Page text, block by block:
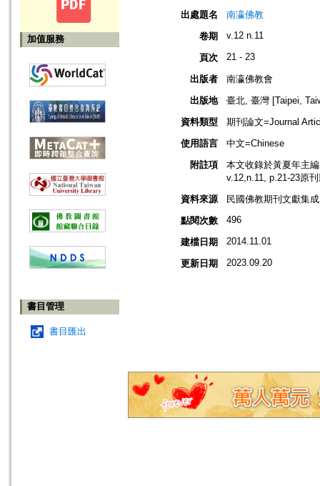
加值服務
書目管理
書目匯出
出處題名
南瀛佛教
卷期
v.12 n.11
頁次 21 - 23
出版者
南瀛佛教會
出版地
臺北, 臺灣 [Taipei,
資料類型
期刊論文=Journal
使用語言
中文=Chinese
附註項
本文收錄於黃夏年主
v.12,n.11, p.21-23原
資料來源
民國佛教期刊文獻集
點閱次數
496
建檔日期 2014.11.01
更新日期 2023.09.20